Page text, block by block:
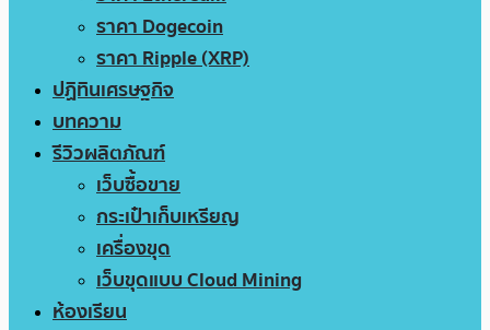
ราคา Dogecoin
ราคา Ripple (XRP)
ปฏิทินเศรษฐกิจ
บทความ
รีวิวผลิตภัณฑ์
เว็บซื้อขาย
กระเป๋าเก็บเหรียญ
เครื่องขุด
เว็บขุดแบบ Cloud Mining
ห้องเรียน